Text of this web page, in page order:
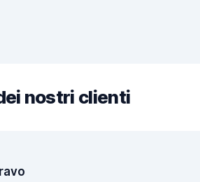
nostri clienti